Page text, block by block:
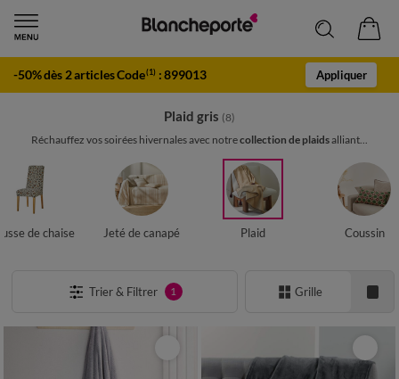
-50% dès 2 articles Code(1) :899013 Appliquer
Plaid gris (8)
Réchauffez vos soirées hivernales avec notrecollection de plaidsalliant...
de chaise Jeté de canapé Plaid Coussin
Trier & Filtrer 1 Grille